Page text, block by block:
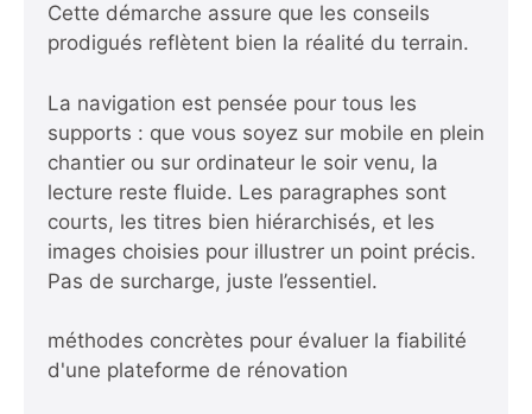
Cette démarche assure que les conseils
prodigués reflètent bien la réalité du terrain.
La navigation est pensée pour tous les
supports : que vous soyez sur mobile en plein
chantier ou sur ordinateur le soir venu, la
lecture reste fluide. Les paragraphes sont
courts, les titres bien hiérarchisés, et les
images choisies pour illustrer un point précis.
Pas de surcharge, juste l’essentiel.
méthodes concrètes pour évaluer la fiabilité
d'une plateforme de rénovation